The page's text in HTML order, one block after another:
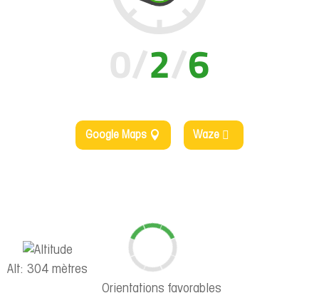
Google Maps Waze
Alt: 304 mètres
Orientations favorables